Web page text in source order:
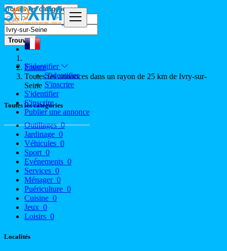
S'identifier
S'identifier
S'inscrire
S'identifier
S'inscrire
Publier une annonce
Trouver
France
Toutes les annonces dans un rayon de 25 km de Ivry-sur-
Seine
Toutes les catégories
Outillages0
Jardinage 0
Véhicules 0
Sport 0
Evénements 0
Services 0
Ménager 0
Puériculture 0
Cuisine 0
Jeux 0
Loisirs 0
Localités